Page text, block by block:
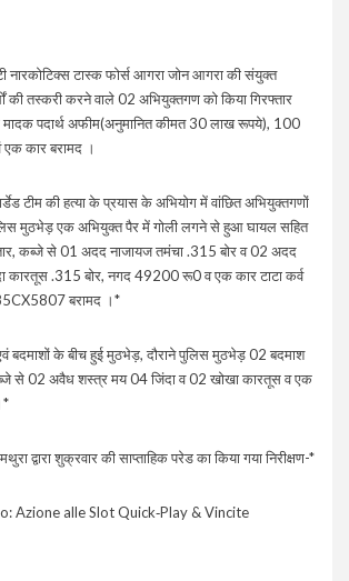
नारकोटिक्स टास्क फोर्स आगरा जोन आगरा की संयुक्त
की तस्करी करने वाले 02 अभियुक्तगण को किया गिरफ्तार
पदार्थ अफीम(अनुमानित कीमत 30 लाख रूपये), 100
कार बरामद ।
टीम की हत्या के प्रयास के अभियोग में वांछित अभियुक्तगणों
मुठभेड़ एक अभियुक्त पैर में गोली लगने से हुआ घायल सहित
कब्जे से 01 अदद नाजायज तमंचा .315 बोर व 02 अदद
कारतूस .315 बोर, नगद 49200 रू0 व एक कार टाटा कर्व
बरामद ।*
बदमाशों के बीच हुई मुठभेड़, दौराने पुलिस मुठभेड़ 02 बदमाश
से 02 अवैध शस्त्र मय 04 जिंदा व 02 खोखा कारतूस व एक
द्वारा शुक्रवार की साप्ताहिक परेड का किया गया निरीक्षण-*
Azione alle Slot Quick‑Play & Vincite